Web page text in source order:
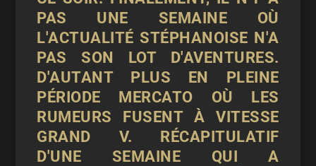
PAS UNE SEMAINE OÙ
L'ACTUALITÉ STÉPHANOISE N'A
PAS SON LOT D'AVENTURES.
D'AUTANT PLUS EN PLEINE
PÉRIODE MERCATO OÙ LES
RUMEURS FUSENT À VITESSE
GRAND V. RÉCAPITULATIF
D'UNE SEMAINE QUI A